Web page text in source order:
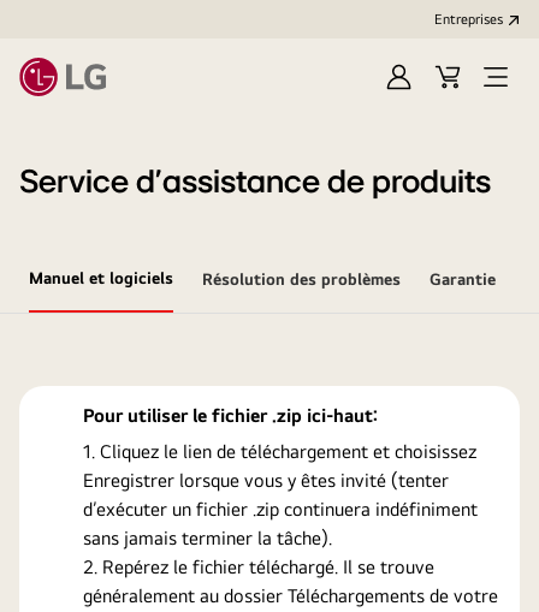
Entreprises​
OuvrirCart
Open
Service d’assistance de produits
Manuel et logiciels Résolution des problèmes Garantie
Pour utiliser le fichier .zip ici-haut:
Cliquez le lien de téléchargement et choisissez
Enregistrer lorsque vous y êtes invité (tenter
d’exécuter un fichier .zip continuera indéfiniment
sans jamais terminer la tâche).
Repérez le fichier téléchargé. Il se trouve
généralement au dossier Téléchargements de votre